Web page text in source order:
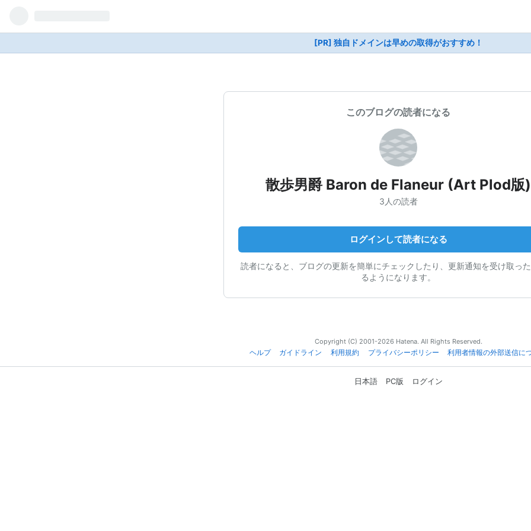
[PR] 独自ドメインは早めの取得がおすすめ！
このブログの読者になる
散歩男爵 Baron de Flaneur (Art Plod版)
3人の読者
ログインして読者になる
読者になると、ブログの更新を簡単にチェックしたり、更新通知を受け取っ
るようになります。
Copyright (C) 2001-2026 Hatena. All Rights Reserved.
ヘルプ
ガイドライン 利用規約 プライバシーポリシー 利用者情報の外部送信に
日本語 PC版 ログイン